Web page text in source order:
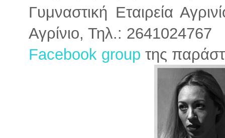
Γυμναστική Εταιρεία
Αγρίνιο, Τηλ.: 2641024767
Facebook group της